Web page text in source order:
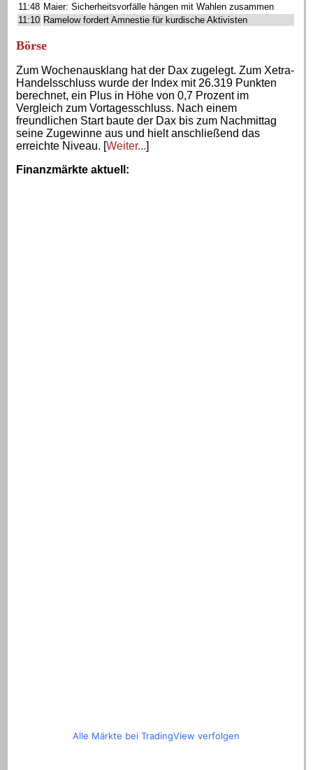
11:48 Maier: Sicherheitsvorfälle hängen mit Wahlen zusammen
11:10 Ramelow fordert Amnestie für kurdische Aktivisten
Börse
Zum Wochenausklang hat der Dax zugelegt. Zum Xetra-
Handelsschluss wurde der Index mit 26.319 Punkten
berechnet, ein Plus in Höhe von 0,7 Prozent im
Vergleich zum Vortagesschluss. Nach einem
freundlichen Start baute der Dax bis zum Nachmittag
seine Zugewinne aus und hielt anschließend das
erreichte Niveau. [Weiter...]
Finanzmärkte aktuell :
Alle Märkte bei TradingView verfolgen